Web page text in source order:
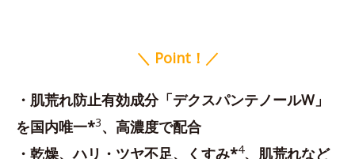
＼ Point！／
・肌荒れ防止有効成分「デクスパンテノールW」
を国内唯一*3、高濃度で配合
・乾燥、ハリ・ツヤ不足、くすみ*4、肌荒れなど